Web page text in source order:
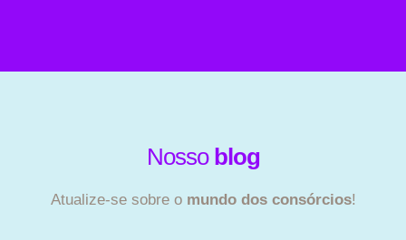
Nosso blog
Atualize-se sobre o mundo dos consórcios!